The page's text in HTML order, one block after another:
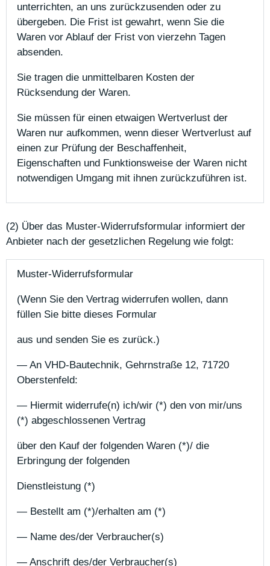
unterrichten, an uns zurückzusenden oder zu
übergeben. Die Frist ist gewahrt, wenn Sie die
Waren vor Ablauf der Frist von vierzehn Tagen
absenden.
Sie tragen die unmittelbaren Kosten der
Rücksendung der Waren.
Sie müssen für einen etwaigen Wertverlust der
Waren nur aufkommen, wenn dieser Wertverlust auf
einen zur Prüfung der Beschaffenheit,
Eigenschaften und Funktionsweise der Waren nicht
notwendigen Umgang mit ihnen zurückzuführen ist.
(2) Über das Muster-Widerrufsformular informiert der
Anbieter nach der gesetzlichen Regelung wie folgt:
Muster-Widerrufsformular
(Wenn Sie den Vertrag widerrufen wollen, dann
füllen Sie bitte dieses Formular
aus und senden Sie es zurück.)
— An VHD-Bautechnik, Gehrnstraße 12, 71720
Oberstenfeld:
— Hiermit widerrufe(n) ich/wir (*) den von mir/uns
(*) abgeschlossenen Vertrag
über den Kauf der folgenden Waren (*)/ die
Erbringung der folgenden
Dienstleistung (*)
— Bestellt am (*)/erhalten am (*)
— Name des/der Verbraucher(s)
— Anschrift des/der Verbraucher(s)